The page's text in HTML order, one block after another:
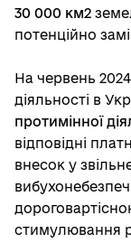
30 000 км2
потенційно
На червень
діяльності в
протимінної
відповідні
внесок у
стимулювання